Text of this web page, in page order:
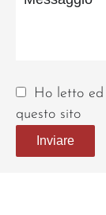
Ho letto
questo sito
Inviare